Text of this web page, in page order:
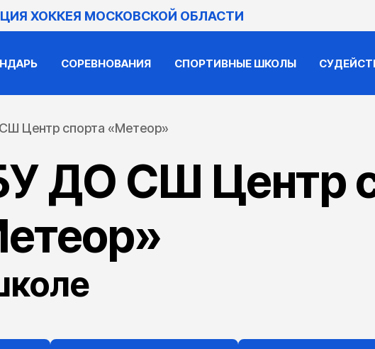
ХОККЕЯ МОСКОВСКОЙ ОБЛАСТИ
СОРЕВНОВАНИЯ СПОРТИВНЫЕ ШКОЛЫ
Центр спорта «Метеор»
ДО СШ Центр